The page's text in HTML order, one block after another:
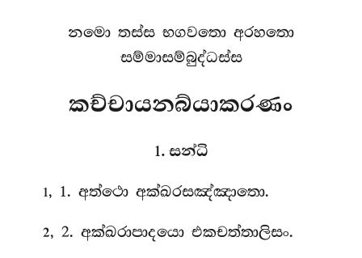
නමො තස්ස භගවතො අරහතො
සම්මාසම්බුද්ධස්ස
කච්චායනබ්යාකරණං
1. සන්ධි
1, 1. අත්ථොඅක්ඛරසඤ්ඤාතො.
2, 2. අක්ඛරාපාදයො එකචත්තාලිසං.